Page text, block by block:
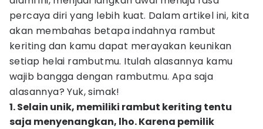
percaya diri yang lebih kuat. Dalam artikel ini, kita
akan membahas betapa indahnya rambut
keriting dan kamu dapat merayakan keunikan
setiap helai rambutmu. Itulah alasannya kamu
wajib bangga dengan rambutmu. Apa saja
alasannya? Yuk, simak!
1. Selain unik, memiliki rambut keriting tentu
saja menyenangkan, lho. Karena pemilik